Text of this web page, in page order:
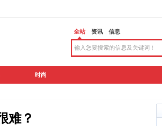
全站 资讯 信息
时尚
难？